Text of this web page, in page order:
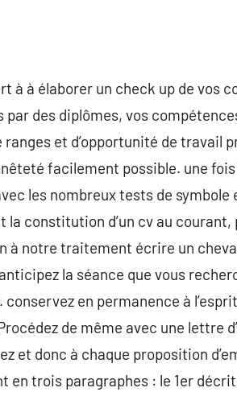
à à élaborer un check up de vos
par des diplômes, vos
et d’opportunité de travail
facilement possible. une
les nombreux tests de symbole
constitution d’un cv au
à notre traitement écrire un
la séance que vous
en permanence à
de même avec une lettre
et donc à chaque proposition
en trois paragraphes : le 1er